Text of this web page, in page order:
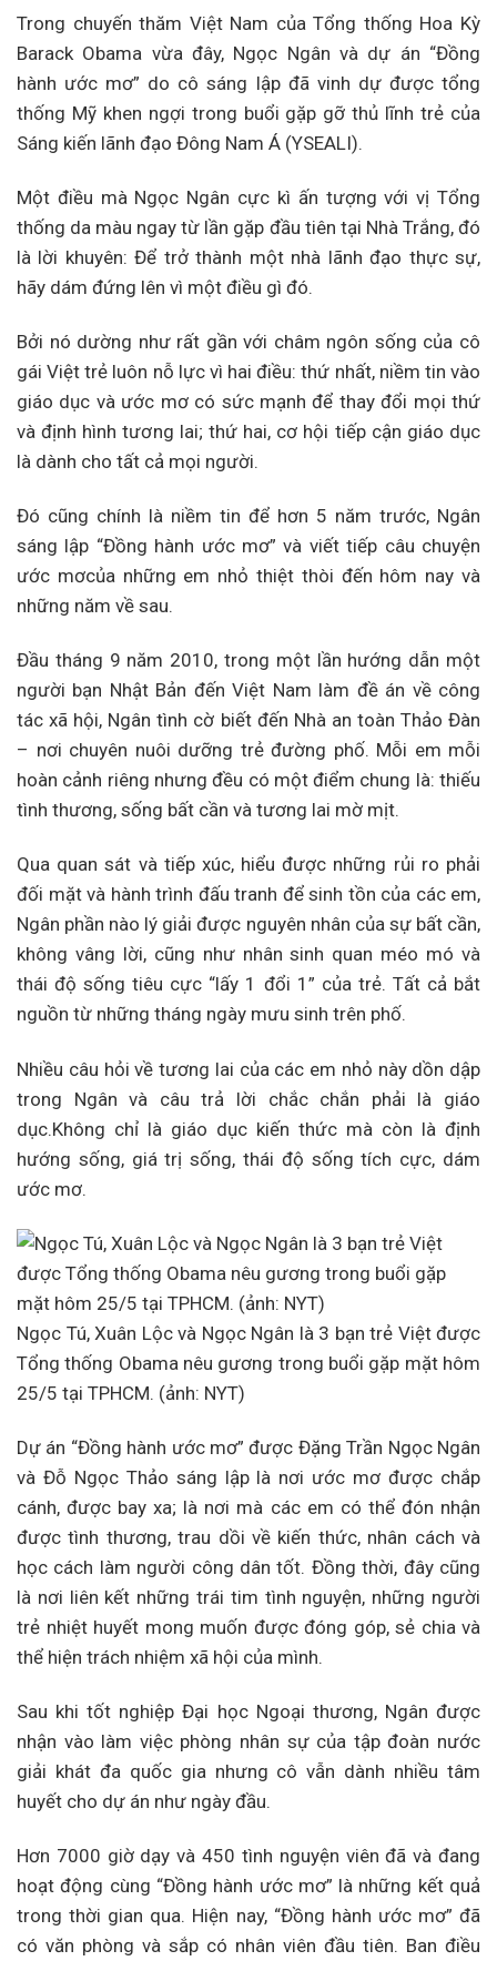
Trong chuyến thăm Việt Nam của Tổng thống Hoa Kỳ
Barack Obama vừa đây, Ngọc Ngân và dự án “Đồng
hành ước mơ” do cô sáng lập đã vinh dự được tổng
thống Mỹ khen ngợi trong buổi gặp gỡ thủ lĩnh trẻ của
Sáng kiến lãnh đạo Đông Nam Á (YSEALI).
Một điều mà Ngọc Ngân cực kì ấn tượng với vị Tổng
thống da màu ngay từ lần gặp đầu tiên tại Nhà Trắng, đó
là lời khuyên: Để trở thành một nhà lãnh đạo thực sự,
hãy dám đứng lên vì một điều gì đó.
Bởi nó dường như rất gần với châm ngôn sống của cô
gái Việt trẻ luôn nỗ lực vì hai điều: thứ nhất, niềm tin vào
giáo dục và ước mơ có sức mạnh để thay đổi mọi thứ
và định hình tương lai; thứ hai, cơ hội tiếp cận giáo dục
là dành cho tất cả mọi người.
Đó cũng chính là niềm tin để hơn 5 năm trước, Ngân
sáng lập “Đồng hành ước mơ” và viết tiếp câu chuyện
ước mơcủa những em nhỏ thiệt thòi đến hôm nay và
những năm về sau.
Đầu tháng 9 năm 2010, trong một lần hướng dẫn một
người bạn Nhật Bản đến Việt Nam làm đề án về công
tác xã hội, Ngân tình cờ biết đến Nhà an toàn Thảo Đàn
– nơi chuyên nuôi dưỡng trẻ đường phố. Mỗi em mỗi
hoàn cảnh riêng nhưng đều có một điểm chung là: thiếu
tình thương, sống bất cần và tương lai mờ mịt.
Qua quan sát và tiếp xúc, hiểu được những rủi ro phải
đối mặt và hành trình đấu tranh để sinh tồn của các em,
Ngân phần nào lý giải được nguyên nhân của sự bất cần,
không vâng lời, cũng như nhân sinh quan méo mó và
thái độ sống tiêu cực “lấy 1 đổi 1” của trẻ. Tất cả bắt
nguồn từ những tháng ngày mưu sinh trên phố.
Nhiều câu hỏi về tương lai của các em nhỏ này dồn dập
trong Ngân và câu trả lời chắc chắn phải là giáo
dục.Không chỉ là giáo dục kiến thức mà còn là định
hướng sống, giá trị sống, thái độ sống tích cực, dám
ước mơ.
Ngọc Tú, Xuân Lộc và Ngọc Ngân là 3 bạn trẻ Việt được
Tổng thống Obama nêu gương trong buổi gặp mặt hôm
25/5 tại TPHCM. (ảnh: NYT)
Dự án “Đồng hành ước mơ” được Đặng Trần Ngọc Ngân
và Đỗ Ngọc Thảo sáng lập là nơi ước mơ được chắp
cánh, được bay xa; là nơi mà các em có thể đón nhận
được tình thương, trau dồi về kiến thức, nhân cách và
học cách làm người công dân tốt. Đồng thời, đây cũng
là nơi liên kết những trái tim tình nguyện, những người
trẻ nhiệt huyết mong muốn được đóng góp, sẻ chia và
thể hiện trách nhiệm xã hội của mình.
Sau khi tốt nghiệp Đại học Ngoại thương, Ngân được
nhận vào làm việc phòng nhân sự của tập đoàn nước
giải khát đa quốc gia nhưng cô vẫn dành nhiều tâm
huyết cho dự án như ngày đầu.
Hơn 7000 giờ dạy và 450 tình nguyện viên đã và đang
hoạt động cùng “Đồng hành ước mơ” là những kết quả
trong thời gian qua. Hiện nay, “Đồng hành ước mơ” đã
có văn phòng và sắp có nhân viên đầu tiên. Ban điều